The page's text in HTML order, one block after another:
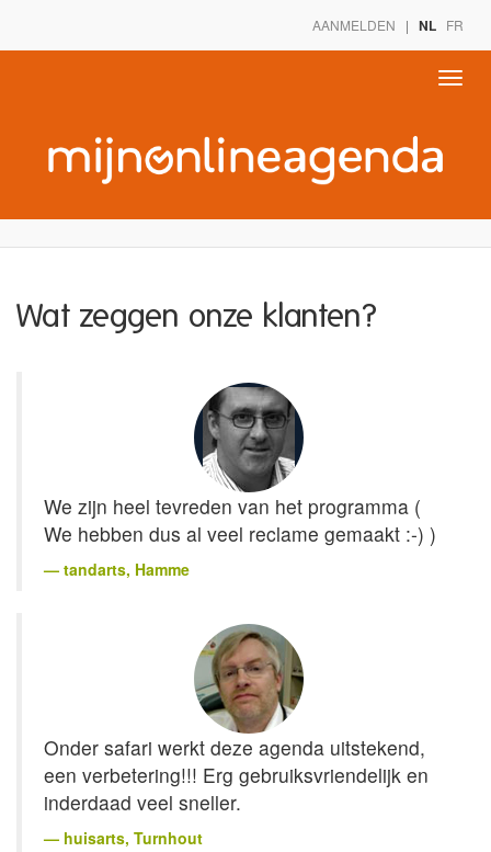
AANMELDEN | NL FR
Toggle
Wat zeggen onze klanten?
We zijn heel tevreden van het programma (
We hebben dus al veel reclame gemaakt :-) )
tandarts, Hamme
Onder safari werkt deze agenda uitstekend,
een verbetering!!! Erg gebruiksvriendelijk en
inderdaad veel sneller.
huisarts, Turnhout